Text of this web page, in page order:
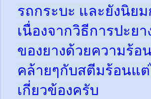
รถกระบะ และยังนิย
เนื่องจากวิธีการปะย
ของยางด้วยความร้อ
คล้ายๆกับสตีมร้อนแ
เกี่ยวข้องครับ